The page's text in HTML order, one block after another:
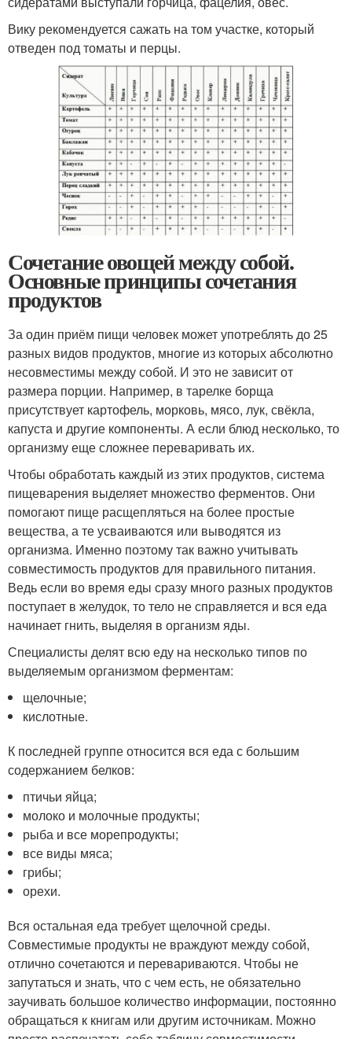
Вику рекомендуется сажать на том участке, который
отведен под томаты и перцы.
Сочетание овощей между собой.
Основные принципы сочетания
продуктов
За один приём пищи человек может употреблять до 25
разных видов продуктов, многие из которых абсолютно
несовместимы между собой. И это не зависит от
размера порции. Например, в тарелке борща
присутствует картофель, морковь, мясо, лук, свёкла,
капуста и другие компоненты. А если блюд несколько, то
организму еще сложнее переваривать их.
Чтобы обработать каждый из этих продуктов, система
пищеварения выделяет множество ферментов. Они
помогают пище расщепляться на более простые
вещества, а те усваиваются или выводятся из
организма. Именно поэтому так важно учитывать
совместимость продуктов для правильного питания.
Ведь если во время еды сразу много разных продуктов
поступает в желудок, то тело не справляется и вся еда
начинает гнить, выделяя в организм яды.
Специалисты делят всю еду на несколько типов по
выделяемым организмом ферментам:
щелочные;
кислотные.
К последней группе относится вся еда с большим
содержанием белков:
птичьи яйца;
молоко и молочные продукты;
рыба и все морепродукты;
все виды мяса;
грибы;
орехи.
Вся остальная еда требует щелочной среды.
Совместимые продукты не враждуют между собой,
отлично сочетаются и перевариваются. Чтобы не
запутаться и знать, что с чем есть, не обязательно
заучивать большое количество информации, постоянно
обращаться к книгам или другим источникам. Можно